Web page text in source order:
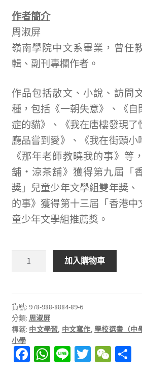
作者簡介
周淑屏
嶺南學院中文系畢業，曾任
輯、副刊專欄作者。
作品包括散文、小說、訪問
種，包括《一朝失意》、《自
症的貓》、《我在唐樓發現了
廳品嘗到愛》、《我在街頭小
《那年老師教曉我的事》
舖‧涼茶舖》獲得第九屆「
獎」兒童少年文學組雙年獎、
的事》獲得第十三屆「香港中
童少年文學組推薦獎。
寫
作
2
——
人
加入購物車
貨號: 978-988-8884-89-6
分類: 周淑屏
標籤: 中文學習, 中文寫作,學校選書（中
小學
Fa W Li T W 分